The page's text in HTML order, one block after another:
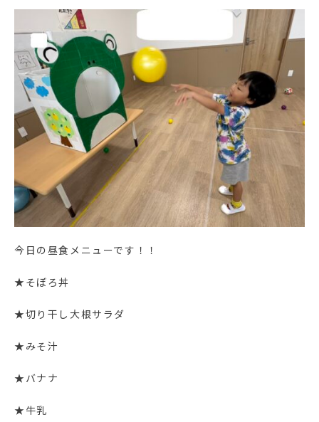
今日の昼食メニューです！！
★そぼろ丼
★切り干し大根サラダ
★みそ汁
★バナナ
★牛乳